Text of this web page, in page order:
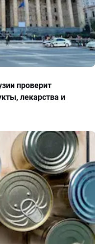
проверит
лекарства и